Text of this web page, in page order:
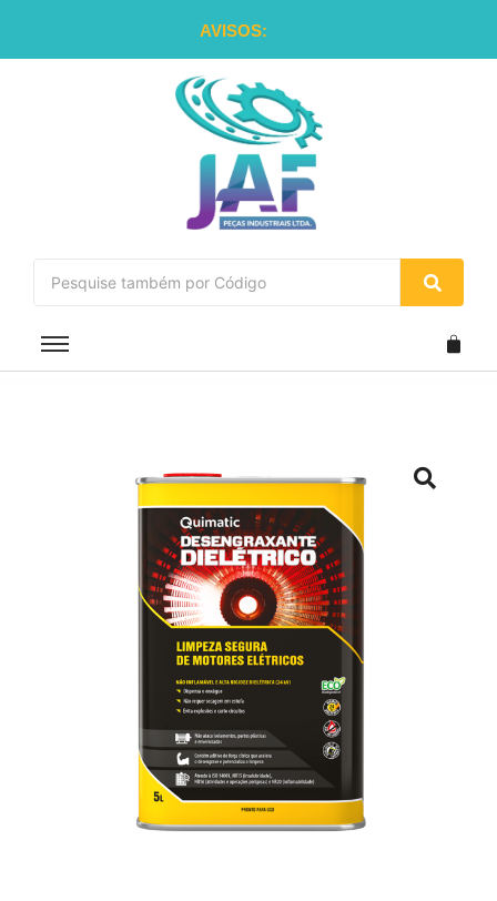
AVISOS: